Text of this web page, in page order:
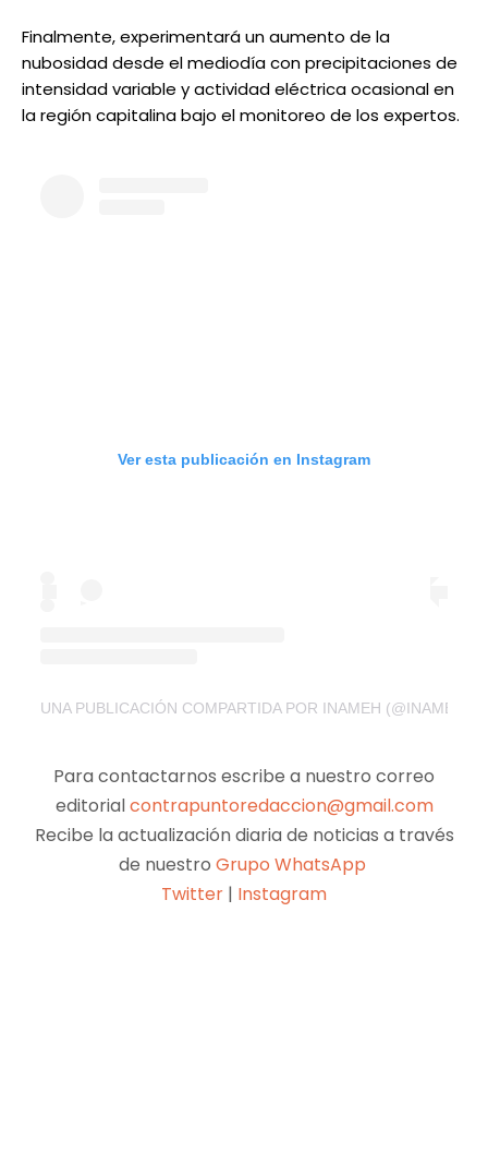
Finalmente, experimentará un aumento de la
nubosidad desde el mediodía con precipitaciones de
intensidad variable y actividad eléctrica ocasional en
la región capitalina bajo el monitoreo de los expertos.
Ver esta publicación en Instagram
UNA PUBLICACIÓN COMPARTIDA POR INAMEH
Para contactarnos escribe a nuestro correo
editorialcontrapuntoredaccion@gmail.com
Recibe la actualización diaria de noticias a través
de nuestro Grupo WhatsApp
Twitter | Instagram